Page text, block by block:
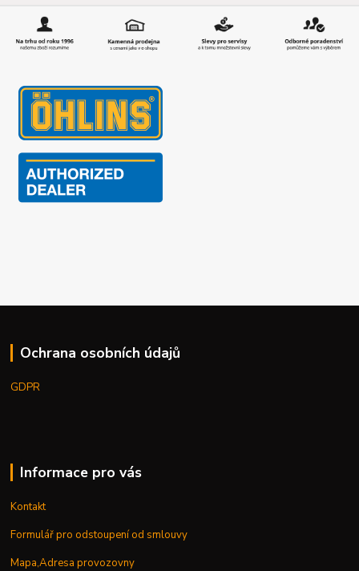
Ochrana osobních údajů
GDPR
Informace pro vás
Kontakt
Formulář pro odstoupení od smlouvy
Mapa,Adresa provozovny